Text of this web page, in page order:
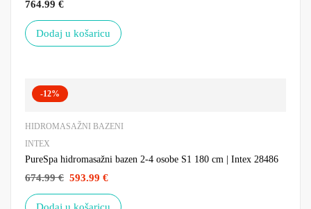
764.99 €
Dodaj u košaricu
-12%
HIDROMASAŽNI BAZENI
INTEX
PureSpa hidromasažni bazen 2-4 osobe S1 180 cm | Intex 28486
674.99€ 593.99 €
Dodaj u košaricu